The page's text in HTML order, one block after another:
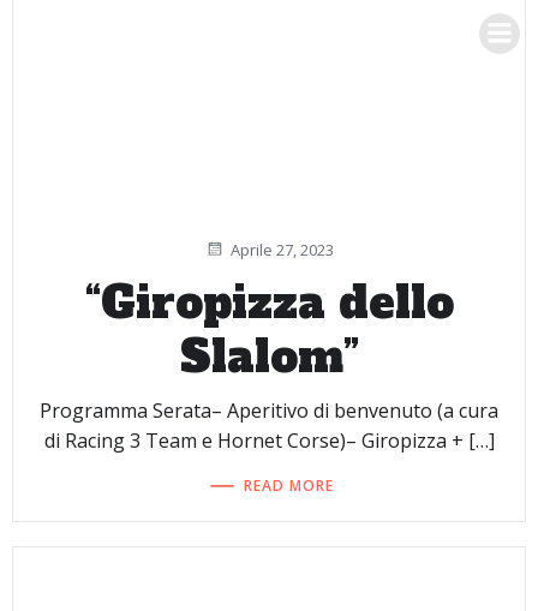
Aprile 27, 2023
“Giropizza dello
Slalom”
Programma Serata– Aperitivo di benvenuto (a cura
di Racing 3 Team e Hornet Corse)– Giropizza + […]
READ MORE